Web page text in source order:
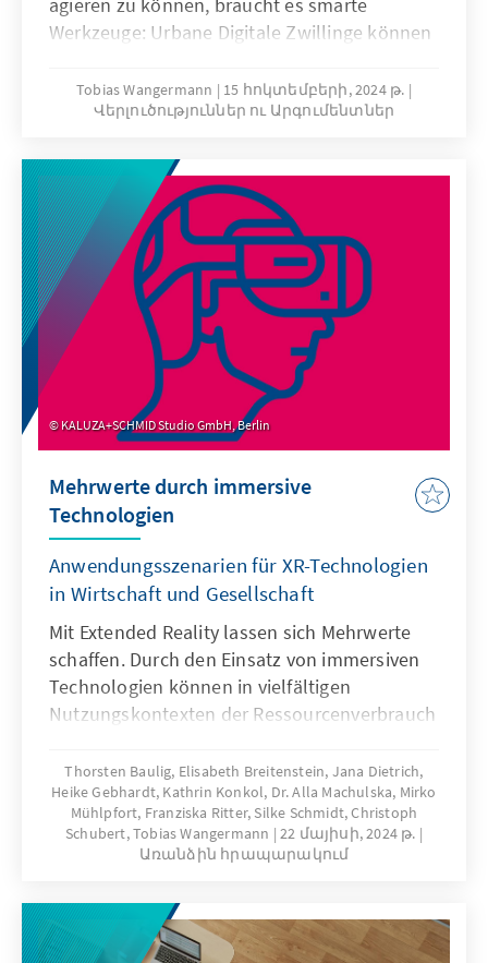
agieren zu können, braucht es smarte
Werkzeuge: Urbane Digitale Zwillinge können
realitätsnahes digitales Abbild eines
„Stadtausschnittes“ darstellen. Dadurch
spezifische städtische Konstellationen oder
Abläufe zur Auswertung und Simulation
sichtbar gemacht werden. Sie können
Verwaltung, Wirtschaft und Stadtgesellschaft
dabei unterstützen, reale Probleme einer
Stadt besser zu lösen.
Tobias Wangermann
15 հոկտեմբերի, 2024 թ.
Վերլուծություններ ու Արգումենտներ
KALUZA+SCHMID Studio GmbH, Berlin
Mehrwerte durch immersive
Technologien
Anwendungsszenarien für XR-Technologien
in Wirtschaft und Gesellschaft
Mit Extended Reality lassen sich Mehrwerte
schaffen. Durch den Einsatz von immersiven
Technologien können in vielfältigen
Nutzungskontexten der Ressourcenverbrauch
Anschaulichkeit vergrößert werden. Unsere
Publikation zeigt, wie dies bereits in der
Industrie, in der Bildung, in der Stadtplanung,
im Gesundheitswesen oder in der Kultur
entwickelt und nutzt, muss der Zugang zu
virtuellen Umgebungen erleichtert, der
Thorsten Baulig, Elisabeth Breitenstein, Jana Dietrich,
Heike Gebhardt, Kathrin Konkol, Dr. Alla Machulska, Mirko
Mühlpfort, Franziska Ritter, Silke Schmidt, Christoph
Schubert, Tobias Wangermann
22 մայիսի, 2024 թ.
Առանձին հրապարակում